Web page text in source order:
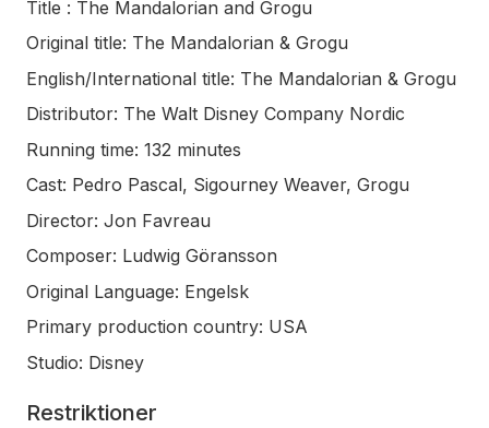
Title : The Mandalorian and Grogu
Original title: The Mandalorian & Grogu
English/International title: The Mandalorian & Grogu
Distributor: The Walt Disney Company Nordic
Running time: 132 minutes
Cast: Pedro Pascal, Sigourney Weaver, Grogu
Director: Jon Favreau
Composer: Ludwig Göransson
Original Language: Engelsk
Primary production country: USA
Studio: Disney
Restriktioner